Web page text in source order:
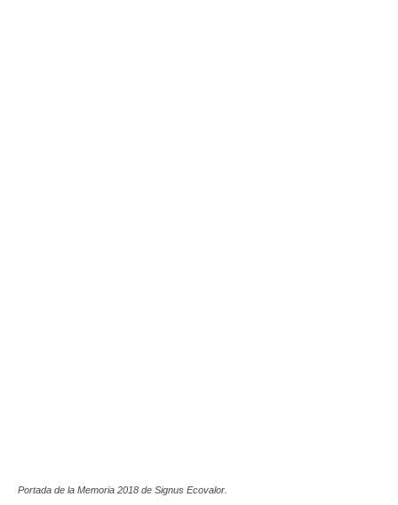
Portada de la Memoria 2018 de Signus Ecovalor.